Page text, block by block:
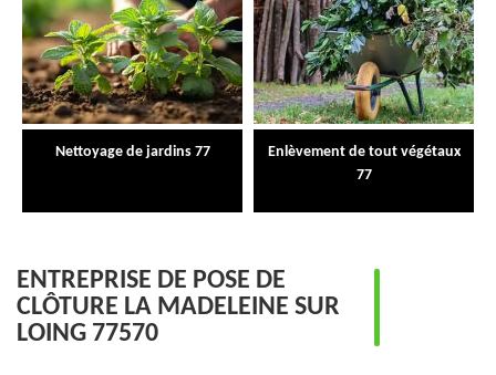
Nettoyage de jardins 77
Enlèvement de tout végétaux
77
ENTREPRISE DE POSE DE
CLÔTURE LA MADELEINE SUR
LOING 77570